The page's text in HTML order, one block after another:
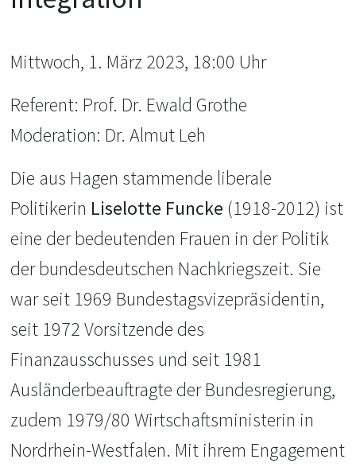
Mittwoch, 1. März 2023, 18:00 Uhr
Referent: Prof. Dr. Ewald Grothe
Moderation: Dr. Almut Leh
Die aus Hagen stammende liberale
Politikerin Liselotte Funcke (1918-2012) ist
eine der bedeutenden Frauen in der Politik
der bundesdeutschen Nachkriegszeit. Sie
war seit 1969 Bundestagsvizepräsidentin,
seit 1972 Vorsitzende des
Finanzausschusses und seit 1981
Ausländerbeauftragte der Bundesregierung,
zudem 1979/80 Wirtschaftsministerin in
Nordrhein-Westfalen. Mit ihrem Engagement